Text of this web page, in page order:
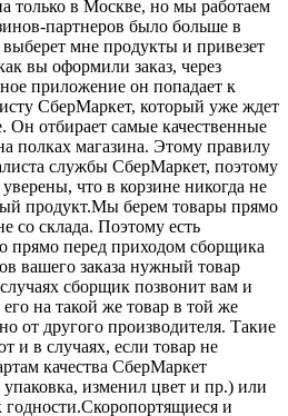
только в Москве, но мы работаем
партнеров было больше в
мне продукты и привезет
вы оформили заказ, через
приложение он попадает к
СберМаркет, который уже ждет
Он отбирает самые качественные
полках магазина. Этому правилу
службы СберМаркет, поэтому
что в корзине никогда не
продукт.Мы берем товары прямо
со склада. Поэтому есть
прямо перед приходом сборщика
вашего заказа нужный товар
сборщик позвонит вам и
на такой же товар в той же
от другого производителя. Такие
и в случаях, если товар не
качества СберМаркет
изменил цвет и пр.) или
и